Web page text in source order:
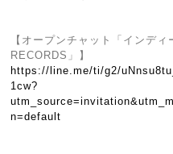
【オープンチャット「インデ
RECORDS」】
https://line.me/ti/g2/
1cw?
n=default